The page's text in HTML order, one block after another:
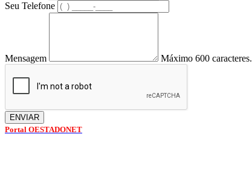
Seu Telefone
Mensagem Máximo 600 caracteres.
ENVIAR
Portal OESTADONET